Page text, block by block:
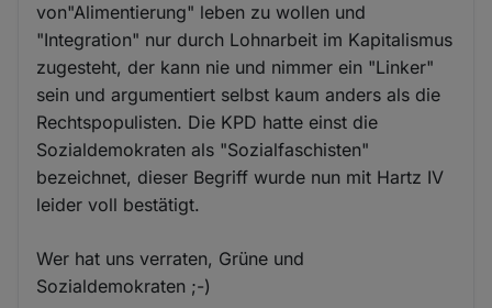
von"Alimentierung" leben zu wollen und
"Integration" nur durch Lohnarbeit im Kapitalismus
zugesteht, der kann nie und nimmer ein "Linker"
sein und argumentiert selbst kaum anders als die
Rechtspopulisten. Die KPD hatte einst die
Sozialdemokraten als "Sozialfaschisten"
bezeichnet, dieser Begriff wurde nun mit Hartz IV
leider voll bestätigt.
Wer hat uns verraten, Grüne und
Sozialdemokraten ;-)